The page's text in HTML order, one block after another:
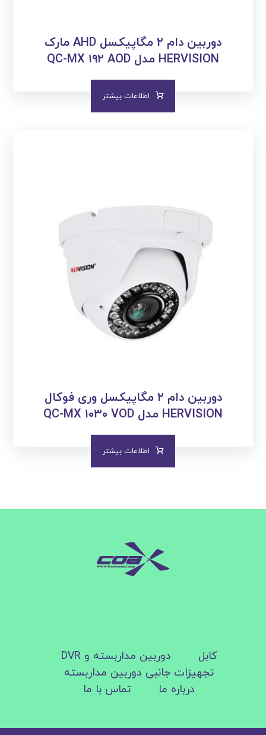
دوربین دام ۲ مگاپیکسل AHD مارک
HERVISION مدل QC-MX ۱۹۲ AOD
اطلاعات بیشتر
دوربین دام ۲ مگاپیکسل وری فوکال
HERVISION مدل QC-MX ۱۰۳۰ VOD
اطلاعات بیشتر
کابل
دوربین مداربسته و DVR
تجهیزات جانبی دوربین مداربسته
درباره ما
تماس با ما